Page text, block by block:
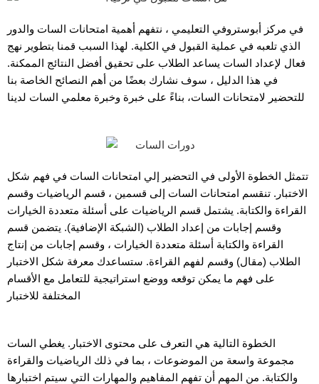
في مركز أبوستروفي التعليمي ، نتفهم أهمية امتحانات السات والدور
الذي تلعبه في عملية القبول في الكلية. لهذا السبب قمنا بتطوير نهج
فعال لإعداد السات يساعد الطلاب على تحقيق أفضل النتائج الممكنة.
في هذا الدليل ، سوف نشارك بعضًا من أهم النصائح الخاصة بنا
للتحضير لامتحانات السات، بناءً على خبرة وخبرة معلمي السات لدينا
تتمثل الخطوة الأولى في التحضير إلي امتحانات السات في فهم شكل
الاختبار. تنقسم امتحانات السات إلى قسمين ، قسم الرياضيات وقسم
القراءة والكتابة. يشتمل قسم الرياضيات على أسئلة متعددة الخيارات
وقسم إجابات من إعداد الطلاب (الشبكة الإضافية). يتضمن قسم
القراءة والكتابة أسئلة متعددة الخيارات ، وقسم إجابات من إنتاج
الطلاب (مقال) وقسم لفهم القراءة. ستساعدك معرفة شكل الاختبار
على فهم ما يمكن توقعه ووضع استراتيجية للتعامل مع الأقسام
المختلفة للاختبار
الخطوة التالية هي التعرف على محتوى الاختبار. يغطي السات
مجموعة واسعة من الموضوعات ، بما في ذلك الرياضيات والقراءة
والكتابة. من المهم أن تفهم المفاهيم والمهارات التي سيتم اختبارها